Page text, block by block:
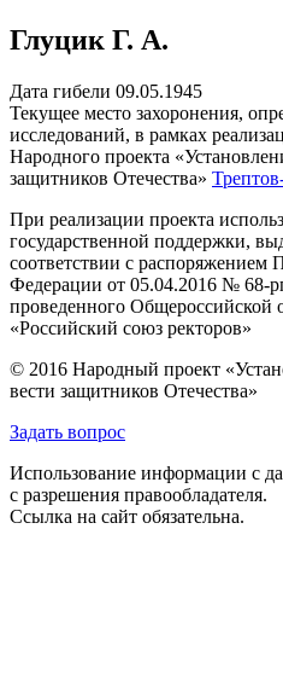
Глуцик Г. А.
Дата гибели 09.05.1945
Текущее место захоронения,
исследований, в рамках
Народного проекта
защитников Отечества»
При реализации проекта
государственной поддержки,
соответствии с распоряжением
Федерации от 05.04.2016 № 68-
проведенного Общероссийской
«Российский союз ректоров»
© 2016 Народный проект
вести защитников Отечества»
Задать вопрос
Использование информации с
с разрешения правообладателя.
Ссылка на сайт обязательна.